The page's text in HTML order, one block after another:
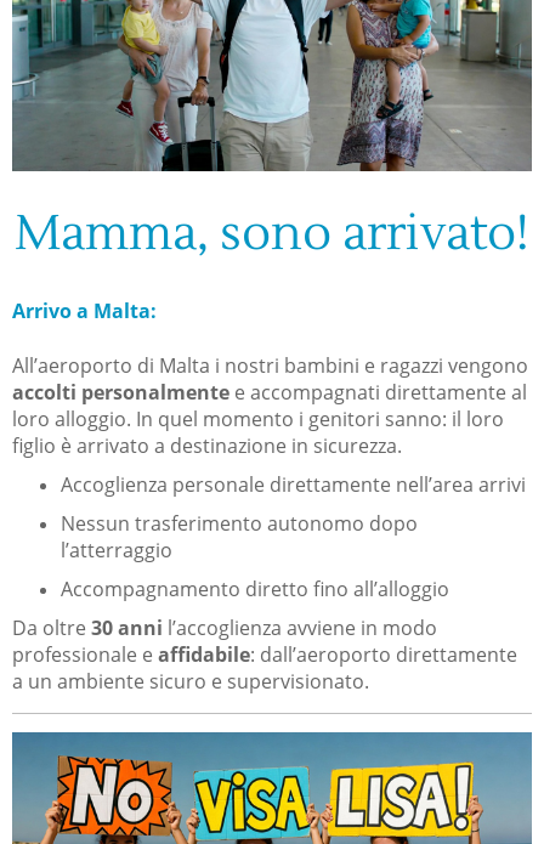
Mamma, sono arrivato!
Arrivo a Malta:
All’aeroporto di Malta i nostri bambini e ragazzi vengono
accolti personalmente e accompagnati direttamente al
loro alloggio. In quel momento i genitori sanno: il loro
figlio è arrivato a destinazione in sicurezza.
Accoglienza personale direttamente nell’area arrivi
Nessun trasferimento autonomo dopo
l’atterraggio
Accompagnamento diretto fino all’alloggio
Da oltre 30 anni l’accoglienza avviene in modo
professionale e affidabile: dall’aeroporto direttamente
a un ambiente sicuro e supervisionato.